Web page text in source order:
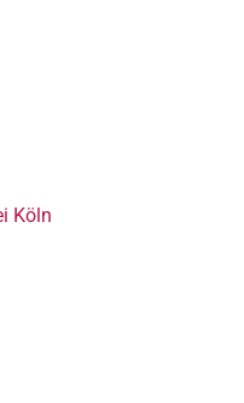
Köln